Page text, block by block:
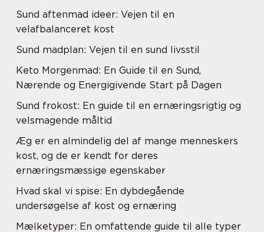
Sund aftenmad ideer: Vejen til en
velafbalanceret kost
Sund madplan: Vejen til en sund livsstil
Keto Morgenmad: En Guide til en Sund,
Nærende og Energigivende Start på Dagen
Sund frokost: En guide til en ernæringsrigtig og
velsmagende måltid
Æg er en almindelig del af mange menneskers
kost, og de er kendt for deres
ernæringsmæssige egenskaber
Hvad skal vi spise: En dybdegående
undersøgelse af kost og ernæring
Mælketyper: En omfattende guide til alle typer